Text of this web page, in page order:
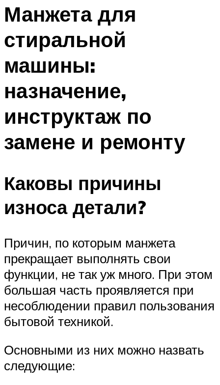
Меню
Манжета для
стиральной
машины:
назначение,
инструктаж по
замене и ремонту
Каковы причины
износа детали?
Причин, по которым манжета
прекращает выполнять свои
функции, не так уж много. При этом
большая часть проявляется при
несоблюдении правил пользования
бытовой техникой.
Основными из них можно назвать
следующие: